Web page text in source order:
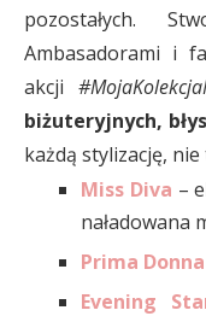
pozostałych.
Ambasadorami i
akcji
biżuteryjnych,
każdą stylizację,
Miss Diva –
naładowana
Prima Donna
Evening